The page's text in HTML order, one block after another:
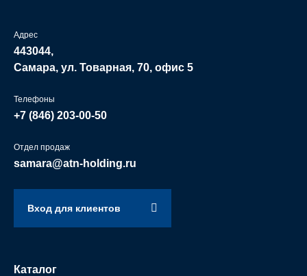
Адрес
443044,
Самара, ул. Товарная, 70, офис 5
Телефоны
+7 (846) 203-00-50
Отдел продаж
samara@atn-holding.ru
Вход для клиентов
Каталог